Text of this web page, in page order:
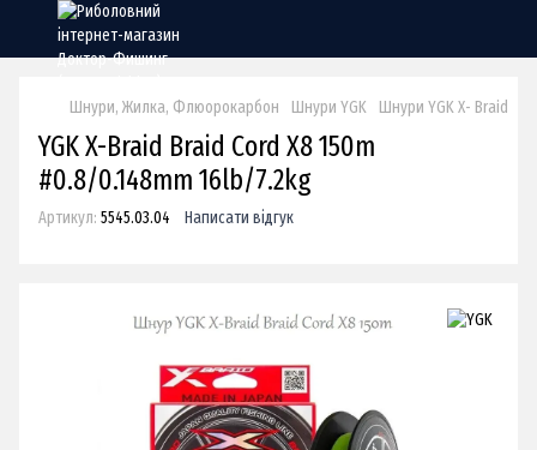
Шнури, Жилка, Флюорокарбон Шнури YGK Шнури YGK X- Braid
YGK X-Braid Braid Cord X8 150m
#0.8/0.148mm 16lb/7.2kg
Артикул: 5545.03.04 Написати відгук